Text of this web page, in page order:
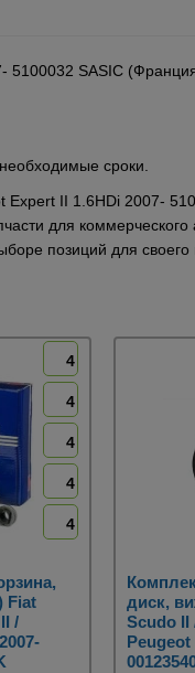
SASIC
сроки.
Expert II 1.6HDi 2007-
для
позиций для
4
4
4
4
4
Fiat
/
диск,
Scudo II
Peugeot